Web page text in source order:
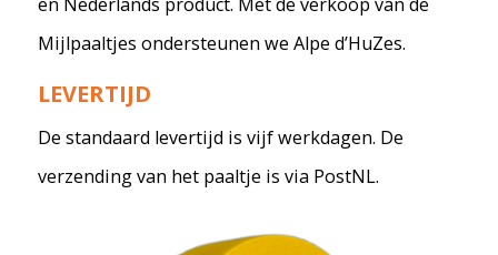
Mijlpaaltjes ondersteunen we Alpe d’HuZes.
LEVERTIJD
De standaard levertijd is vijf werkdagen. De
verzending van het paaltje is via PostNL.